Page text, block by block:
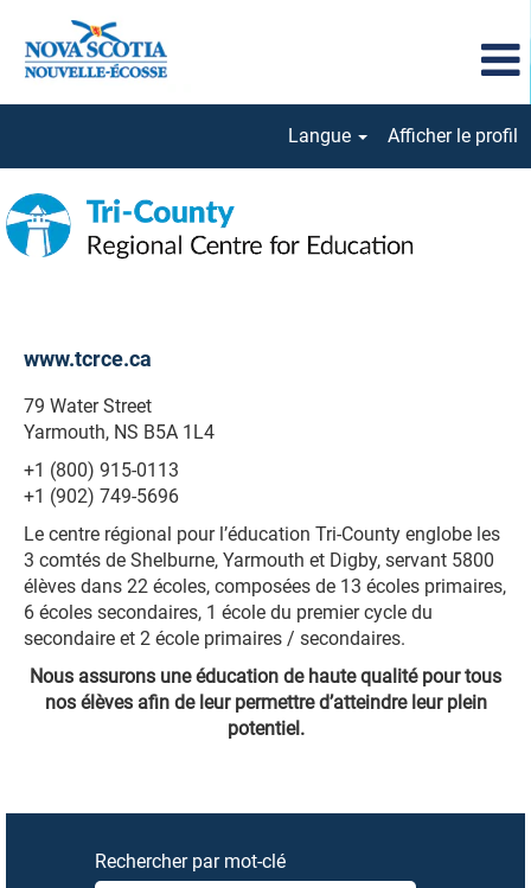
Langue Afficher le profil
région
Tri-
County
www.tcrce.ca
79 Water Street
Yarmouth, NS B5A 1L4
+1 (800) 915-0113
+1 (902) 749-5696
Le centre régional pour l’éducation Tri-County englobe les
3 comtés de Shelburne, Yarmouth et Digby, servant 5800
élèves dans 22 écoles, composées de 13 écoles primaires,
6 écoles secondaires, 1 école du premier cycle du
secondaire et 2 école primaires / secondaires.
Nous assurons une éducation de haute qualité pour tous
nos élèves afin de leur permettre d’atteindre leur plein
potentiel.
Rechercher par mot-clé